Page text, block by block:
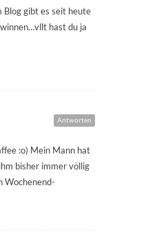
Blog gibt es seit heute
hast du ja
Antworten
:o) Mein Mann hat
bisher immer völlig
Wochenend-